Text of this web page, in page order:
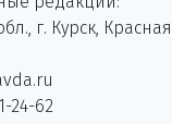
г. Курск,
24-62